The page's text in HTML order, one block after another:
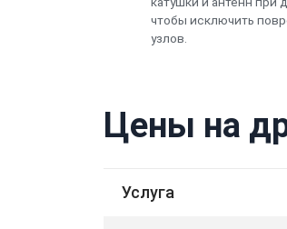
чтобы исключить
узлов.
Цены на
Услуга